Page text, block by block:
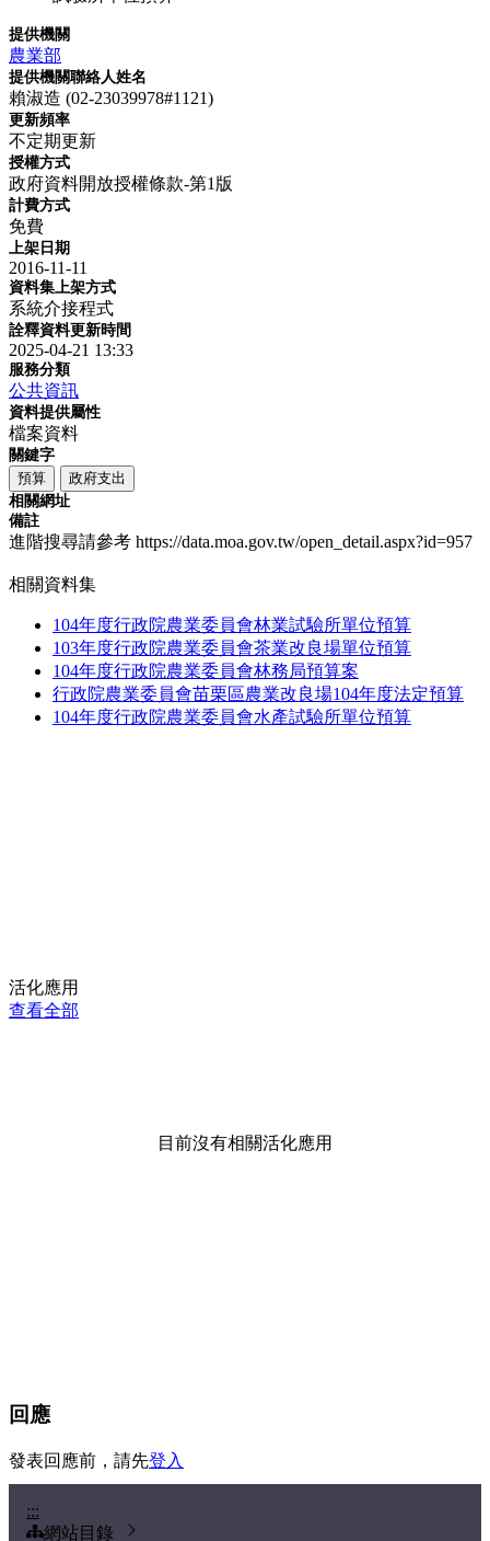
提供機關
農業部
提供機關聯絡人姓名
賴淑造 (02-23039978#1121)
更新頻率
不定期更新
授權方式
政府資料開放授權條款-第1版
計費方式
免費
上架日期
2016-11-11
資料集上架方式
系統介接程式
詮釋資料更新時間
2025-04-21 13:33
服務分類
公共資訊
資料提供屬性
檔案資料
關鍵字
預算
政府支出
相關網址
備註
進階搜尋請參考 https://data.moa.gov.tw/open_detail.aspx?id=957
相關資料集
104年度行政院農業委員會林業試驗所單位預算
103年度行政院農業委員會茶業改良場單位預算
104年度行政院農業委員會林務局預算案
行政院農業委員會苗栗區農業改良場104年度法定預算
104年度行政院農業委員會水產試驗所單位預算
活化應用
查看全部
目前沒有相關活化應用
回應
發表回應前，請先登入
:::
網站目錄